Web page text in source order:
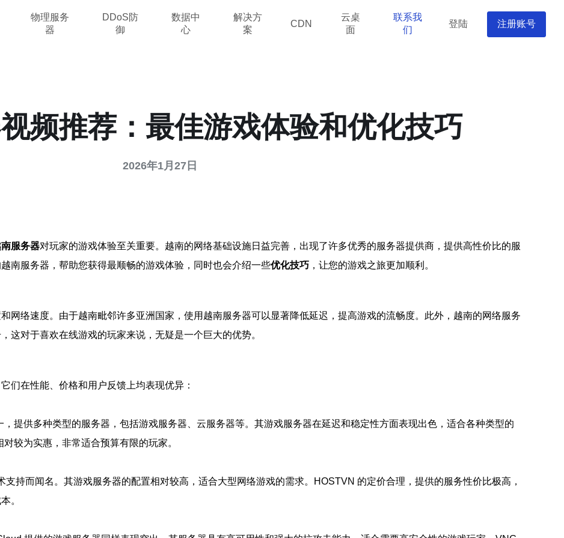
物理服务
器
DDoS防
御
数据中
心
解决方
案
CDN
云桌
面
联系我
们
登陆 注册账号
频推荐：最佳游戏体验和优化技巧
2026年1月27日
南服务器对玩家的游戏体验至关重要。越南的网络基础设施日益完善，出现了许多优秀的服务器提供商，提供高性价比的服
越南服务器，帮助您获得最顺畅的游戏体验，同时也会介绍一些优化技巧 ，让您的游戏之旅更加顺利。
网络速度。由于越南毗邻许多亚洲国家，使用越南服务器可以显著降低延迟，提高游戏的流畅度。此外，越南的网络服务
这对于喜欢在线游戏的玩家来说，无疑是一个巨大的优势。
们在性能、价格和用户反馈上均表现优异：
提供多种类型的服务器，包括游戏服务器、云服务器等。其游戏服务器在延迟和稳定性方面表现出色，适合各种类型的
较为实惠，非常适合预算有限的玩家。
持而闻名。其游戏服务器的配置相对较高，适合大型网络游戏的需求。HOSTVN 的定价合理，提供的服务性价比极高，
。